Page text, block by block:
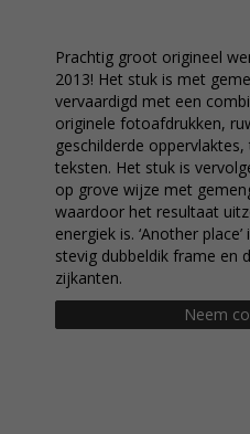
Prachtig groot origineel
2013! Het stuk is met
vervaardigd met een
originele fotoafdrukken,
geschilderde
teksten. Het stuk is
op grove wijze met
waardoor het resultaat
energiek is. ‘Another
stevig dubbeldik frame en
zijkanten.
Neem